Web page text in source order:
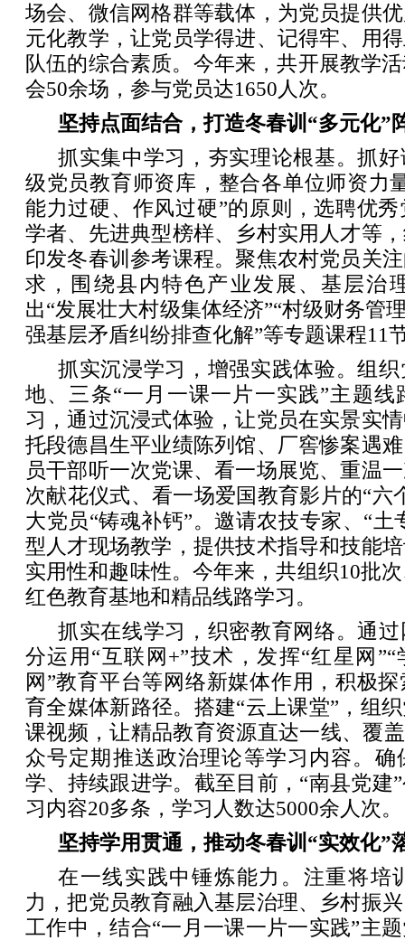
场会、微信网格群等载体，为党员提供
元化教学，让党员学得进、记得牢、用
队伍的综合素质。今年来，共开展教学
会50余场，参与党员达1650人次。
坚持点面结合，打造冬春训“多元化”
抓实集中学习，夯实理论根基。抓
级党员教育师资库，整合各单位师资力
能力过硬、作风过硬”的原则，选聘优
学者、先进典型榜样、乡村实用人才等
印发冬春训参考课程。聚焦农村党员关
求，围绕县内特色产业发展、基层治
出“发展壮大村级集体经济”“村级财务管
强基层矛盾纠纷排查化解”等专题课程11
抓实沉浸学习，增强实践体验。组
地、三条“一月一课一片一实践”主题
习，通过沉浸式体验，让党员在实景实
托段德昌生平业绩陈列馆、厂窖惨案遇
员干部听一次党课、看一场展览、重温
次献花仪式、看一场爱国教育影片的“六
大党员“铸魂补钙”。邀请农技专家、“土
型人才现场教学，提供技术指导和技能
实用性和趣味性。今年来，共组织10批
红色教育基地和精品线路学习。
抓实在线学习，织密教育网络。通
分运用“互联网+”技术，发挥“红星网
网”教育平台等网络新媒体作用，积极
育全媒体新路径。搭建“云上课堂”，组
课视频，让精品教育资源直达一线、覆
众号定期推送政治理论等学习内容。确
学、持续跟进学。截至目前，“南县党建
习内容20多条，学习人数达5000余人次。
坚持学用贯通，推动冬春训“实效化”
在一线实践中锤炼能力。注重将培
力，把党员教育融入基层治理、乡村振
工作中，结合“一月一课一片一实践”主